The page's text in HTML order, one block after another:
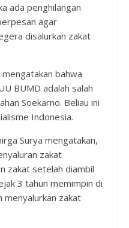
ada penghilangan
agar
disalurkan zakat
bahwa
BUMD adalah salah
Soekarno. Beliau ini
Indonesia.
Surya mengatakan,
zakat
zakat setelah diambil
3 tahun memimpin di
menyalurkan zakat